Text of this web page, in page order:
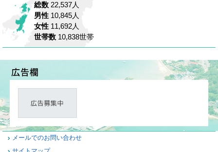
総数 22,537人
男性 10,845人
女性 11,692人
世帯数 10,838世帯
メールでのお問い合わせ